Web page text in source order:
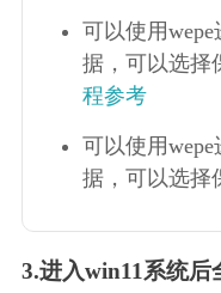
可以使用
据，可以选择
程参考
可以使用
据，可以选择
3.进入win11系统后